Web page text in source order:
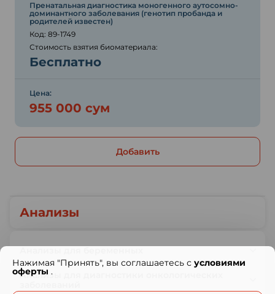
Анализы
Анализы для диагностики онкологических
Пренатальная диагностика моногенного аутосомно-
доминантного заболевания (генотип пробанда и
родителей известен)
Код: 89-1749
Стоимость взятия биоматериала:
Бесплатно
Цена:
955 000 сум
Добавить
Нажимая "Принять", вы соглашаетесь с условиями
оферты .